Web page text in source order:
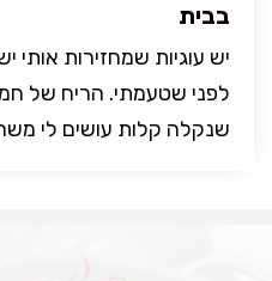
בבית
יש עוגיות שמחזירות
לפני שטעמתי. הריח של
שנקלה קלות עושים לי